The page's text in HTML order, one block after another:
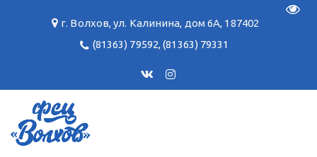
г. Волхов,ул. Калинина, дом 6А, 187402
(81363) 79592,(81363) 79331